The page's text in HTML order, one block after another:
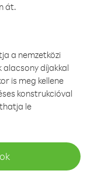
át.
a nemzetközi
alacsony díjakkal
is meg kellene
konstrukcióval
le